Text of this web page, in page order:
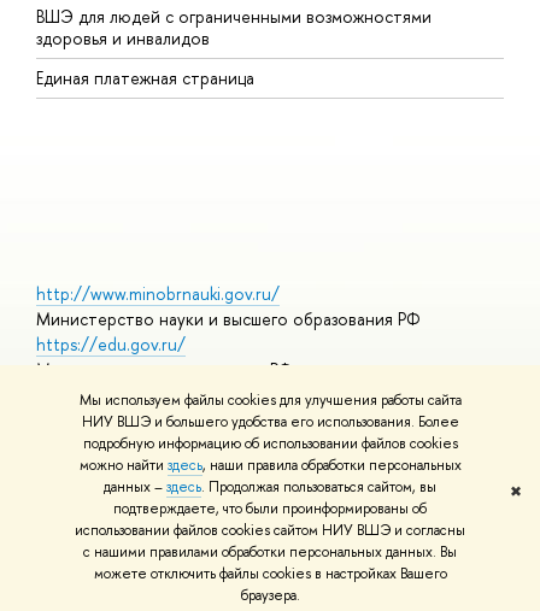
Мы используем файлы cookies для улучшения работы сайта
НИУ ВШЭ и большего удобства его использования. Более
подробную информацию об использовании файлов cookies
можно найти здесь, наши правила обработки персональных
данных –здесь. Продолжая пользоваться сайтом, вы
подтверждаете, что были проинформированы об
использовании файлов cookies сайтом НИУ ВШЭ и согласны
с нашими правилами обработки персональных данных. Вы
можете отключить файлы cookies в настройках Вашего
браузера.
✖
ВШЭ для людей с ограниченными возможностями
здоровья и инвалидов
Единая платежная страница
http://www.minobrnauki.gov.ru/
Министерство науки и высшего образования РФ
https://edu.gov.ru/
Министерство просвещения РФ
https://elearning.hse.ru/mooc
Массовые открытые онлайн-курсы
© НИУ ВШЭ 1993–2026 Адреса и контактыУсловия
использования материалов Политика конфиденциальности
Шрифты HSE Sans и HSE Slab разработаны вШколе дизайна НИУ